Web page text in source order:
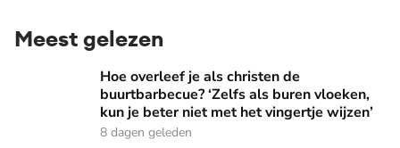
Meest gelezen
Hoe overleef je als christen de buurtbarbecue? ‘Zelfs als
Hoe overleef je als christen de
buurtbarbecue? ‘Zelfs als buren vloeken,
kun je beter niet met het vingertje wijzen’
8 dagen geleden